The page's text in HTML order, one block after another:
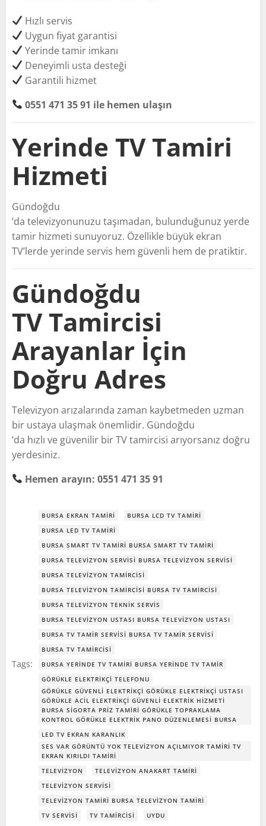
Hızlı servis
Uygun fiyat garantisi
Yerinde tamir imkanı
Deneyimli usta desteği
Garantili hizmet
0551 471 35 91 ile hemen ulaşın
Yerinde TV Tamiri
Hizmeti
Gündoğdu
’da televizyonunuzu taşımadan, bulunduğunuz yerde
tamir hizmeti sunuyoruz. Özellikle büyük ekran
TV’lerde yerinde servis hem güvenli hem de pratiktir.
Gündoğdu
TV Tamircisi
Arayanlar İçin
Doğru Adres
Televizyon arızalarında zaman kaybetmeden uzman
bir ustaya ulaşmak önemlidir. Gündoğdu
’da hızlı ve güvenilir bir TV tamircisi arıyorsanız doğru
yerdesiniz.
Hemen arayın: 0551 471 35 91
Tags:
BURSA EKRAN TAMIRI
BURSA LCD TV TAMIRI
BURSA LED TV TAMIRI
BURSA SMART TV TAMIRI BURSA SMART TV TAMIRI
BURSA TELEVIZYON SERVISI BURSA TELEVIZYON SERVISI
BURSA TELEVIZYON TAMIRCISI
BURSA TELEVIZYON TAMIRCISI BURSA TV TAMIRCISI
BURSA TELEVIZYON TEKNIK SERVIS
BURSA TELEVIZYON USTASI BURSA TELEVIZYON USTASI
BURSA TV TAMIR SERVISI BURSA TV TAMIR SERVISI
BURSA TV TAMIRCISI
BURSA YERINDE TV TAMIRI BURSA YERINDE TV TAMIR
GÖRÜKLE ELEKTRIKÇI TELEFONU
GÖRÜKLE GÜVENLI ELEKTRIKÇI GÖRÜKLE ELEKTRIKÇI USTASI
GÖRÜKLE ACIL ELEKTRIKÇI GÜVENLI ELEKTRIK HIZMETI
BURSA SIGORTA PRIZ TAMIRI GÖRÜKLE TOPRAKLAMA
KONTROL GÖRÜKLE ELEKTRIK PANO DÜZENLEMESI BURSA
LED TV EKRAN KARANLIK
SES VAR GÖRÜNTÜ YOK TELEVIZYON AÇILMIYOR TAMIRI TV
EKRAN KIRILDI TAMIRI
TELEVIZYON
TELEVIZYON ANAKART TAMIRI
TELEVIZYON SERVISI
TELEVIZYON TAMIRI BURSA TELEVIZYON TAMIRI
TV SERVISI
TV TAMIRCISI UYDU